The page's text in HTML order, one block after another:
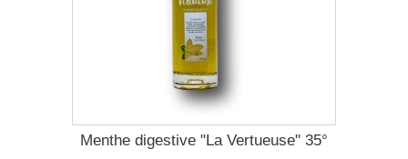
Menthe digestive "La Vertueuse" 35°